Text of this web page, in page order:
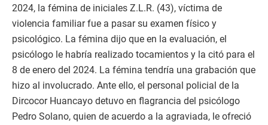
2024, la fémina de iniciales Z.L.R. (43), víctima de
violencia familiar fue a pasar su examen físico y
psicológico. La fémina dijo que en la evaluación, el
psicólogo le habría realizado tocamientos y la citó para el
8 de enero del 2024. La fémina tendría una grabación que
hizo al involucrado. Ante ello, el personal policial de la
Dircocor Huancayo detuvo en flagrancia del psicólogo
Pedro Solano, quien de acuerdo a la agraviada, le ofreció